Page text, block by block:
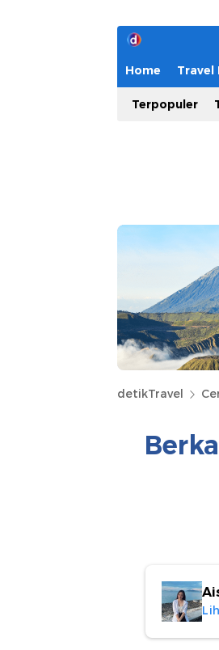
Home Travel
Terpopuler
detikTravel